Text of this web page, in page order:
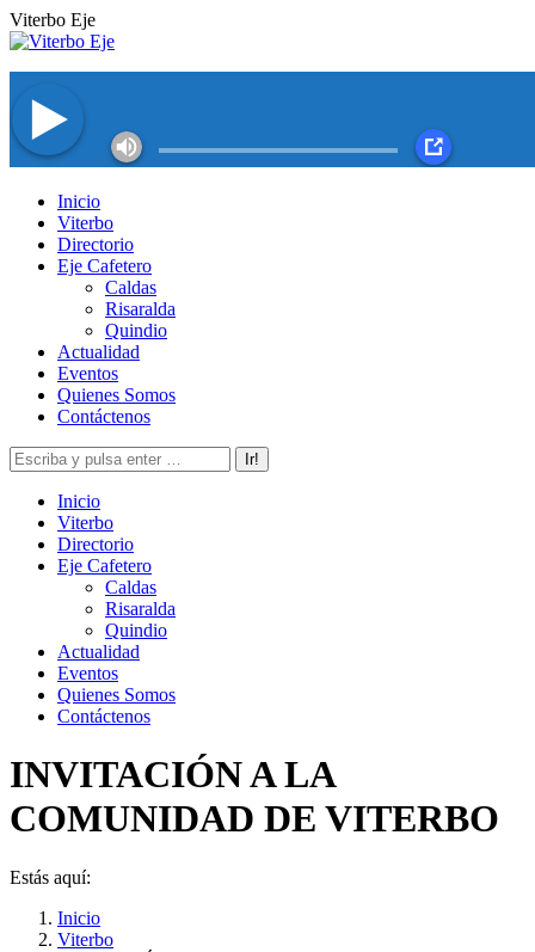
Saltar
al
Viterbo Eje
Facebook
page
opens
Twitter
page
opens
Instagram
page
opens
YouTube
page
opens
Inicio
Viterbo
Directorio
Eje Cafetero
Caldas
Risaralda
Quindio
Actualidad
Eventos
Quienes Somos
Contáctenos
Buscar:
Inicio
Viterbo
Directorio
Eje Cafetero
Caldas
Risaralda
Quindio
Actualidad
Eventos
Quienes Somos
Contáctenos
INVITACIÓN A LA
COMUNIDAD DE VITERBO
Estás aquí:
Inicio
Viterbo